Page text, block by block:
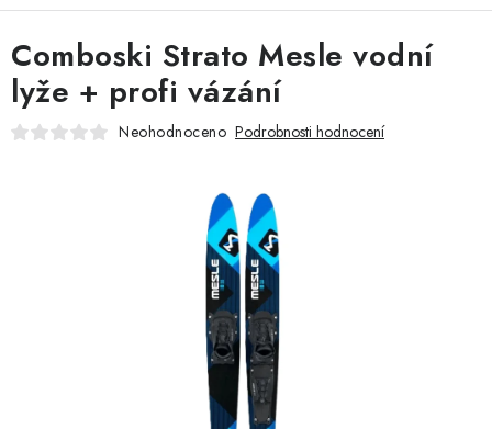
ZPRAVODAJ
KONTAKTY
LODNÍ ELEKTROMOTORY
PRAMICE A MOTOROVÉ VESLICE
Comboski Strato Mesle vodní
lyže + profi vázání
Neohodnoceno Podrobnosti hodnocení